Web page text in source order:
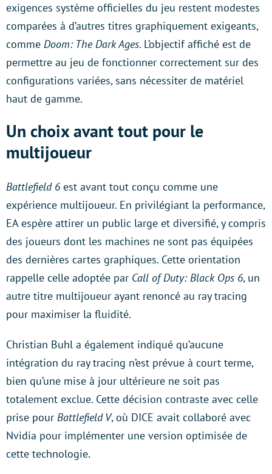
exigences système officielles du jeu restent modestes
comparées à d’autres titres graphiquement exigeants,
comme Doom: The Dark Ages. L’objectif affiché est de
permettre au jeu de fonctionner correctement sur des
configurations variées, sans nécessiter de matériel
haut de gamme.
Un choix avant tout pour le
multijoueur
Battlefield 6 est avant tout conçu comme une
expérience multijoueur. En privilégiant la performance,
EA espère attirer un public large et diversifié, y compris
des joueurs dont les machines ne sont pas équipées
des dernières cartes graphiques. Cette orientation
rappelle celle adoptée par Call of Duty: Black Ops 6, un
autre titre multijoueur ayant renoncé au ray tracing
pour maximiser la fluidité.
Christian Buhl a également indiqué qu’aucune
intégration du ray tracing n’est prévue à court terme,
bien qu’une mise à jour ultérieure ne soit pas
totalement exclue. Cette décision contraste avec celle
prise pour Battlefield V, où DICE avait collaboré avec
Nvidia pour implémenter une version optimisée de
cette technologie.